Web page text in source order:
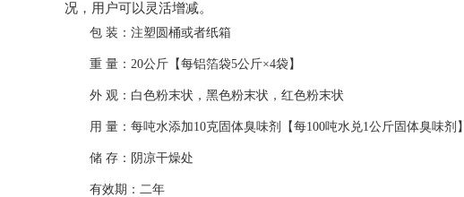
况，用户可以灵活增减。
包 装：注塑圆桶或者纸箱
重 量：20公斤【每铝箔袋5公斤×4袋】
外 观：白色粉末状，黑色粉末状，红色粉末状
用 量：每吨水添加10克固体臭味剂【每100吨水兑1公斤固体臭味剂】
储 存：阴凉干燥处
有效期：二年